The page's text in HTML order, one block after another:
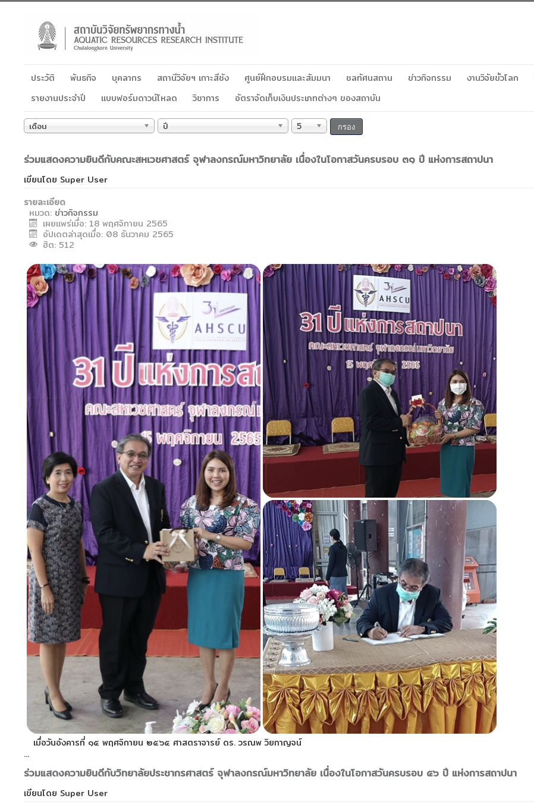
ประวัติ พันธกิจ บุคลากร สถานีวิจัยฯ เกาะสีชัง ศูนย์ฝึกอบรมและสัมมนา ชลทัศนสถาน ข่าวกิจกรรม งานวิจัยขั้วโลก
รายงานประจำปี
แบบฟอร์มดาวน์โหลด วิชาการ อัตราจัดเก็บเงินประเภทต่างๆ ของสถาบัน
เดือน ปี 5 กรอง
ร่วมแสดงความยินดีกับคณะสหเวชศาสตร์ จุฬาลงกรณ์มหาวิทยาลัย เนื่องในโอกาสวันครบรอบ ๓๑ ปี แห่งการสถาปนา
เขียนโดย Super User
รายละเอียด
หมวด: ข่าวกิจกรรม
เผยแพร่เมื่อ: 18 พฤศจิกายน 2565
อัปเดตล่าสุดเมื่อ: 08 ธันวาคม 2565
ฮิต: 512
เมื่อวันอังคารที่ ๑๕ พฤศจิกายน ๒๕๖๕ ศาสตราจารย์ ดร. วรณพ วิยกาญจน์
...
ร่วมแสดงความยินดีกับวิทยาลัยประชากรศาสตร์ จุฬาลงกรณ์มหาวิทยาลัย เนื่องในโอกาสวันครบรอบ ๕๖ ปี แห่งการสถาปนา
เขียนโดย Super User